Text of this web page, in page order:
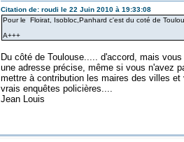
Citation de: roudi le 22 Juin 2010 à 19:33:08
Pour le Floirat, Isobloc,Panhard c'est du coté de
A+++
Du côté de Toulouse..... d'accord, mais
une adresse précise, même si vous n'avez
mettre à contribution les maires des villes
vrais enquêtes policières....
Jean Louis